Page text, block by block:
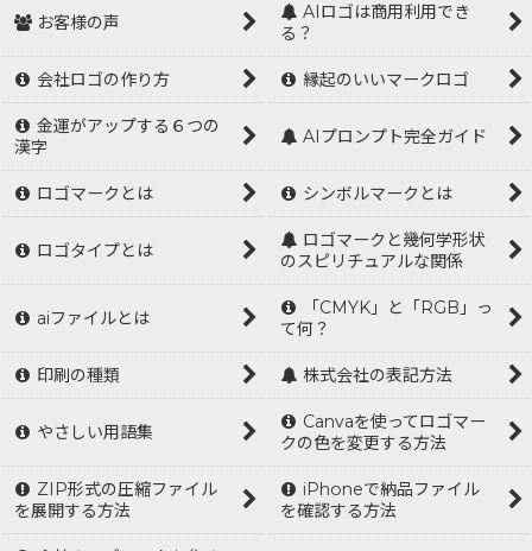
お客様の声
AIロゴは商用利用でき
る？
会社ロゴの作り方 縁起のいいマークロゴ
金運がアップする６つの
漢字
AIプロンプト完全ガイド
ロゴマークとは シンボルマークとは
ロゴタイプとは
ロゴマークと幾何学形状
のスピリチュアルな関係
aiファイルとは
「CMYK」と「RGB」っ
て何？
印刷の種類 株式会社の表記方法
やさしい用語集
Canvaを使ってロゴマー
クの色を変更する方法
ZIP形式の圧縮ファイル
を展開する方法
iPhoneで納品ファイル
を確認する方法